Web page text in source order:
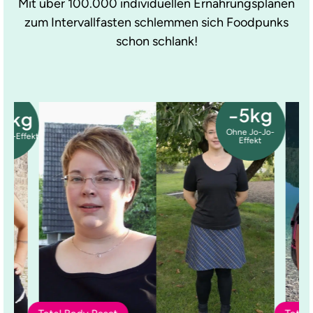
Mit über 100.000 individuellen Ernährungsplänen
zum Intervallfasten schlemmen sich Foodpunks
schon schlank!
Jo-Effekt
-5kg
Ohne Jo-Jo-
Effekt